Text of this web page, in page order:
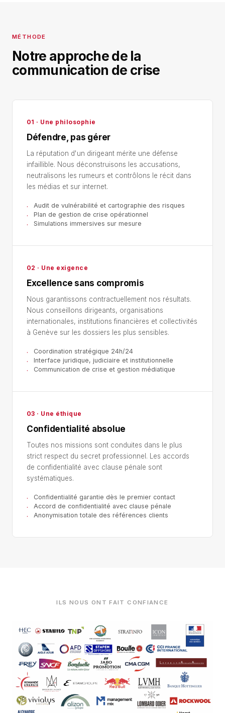
MÉTHODE
Notre approche de la
communication de crise
01 · Une philosophie
Défendre, pas gérer
La réputation d'un dirigeant mérite une défense
infaillible. Nous déconstruisons les accusations,
neutralisons les rumeurs et contrôlons le récit dans
les médias et sur internet.
Audit de vulnérabilité et cartographie des risques
Plan de gestion de crise opérationnel
Simulations immersives sur mesure
02 · Une exigence
Excellence sans compromis
Nous garantissons contractuellement nos résultats.
Nous conseillons dirigeants, organisations
internationales, institutions financières et collectivités
à Genève sur les dossiers les plus sensibles.
Coordination stratégique 24h/24
Interface juridique, judiciaire et institutionnelle
Communication de crise et gestion médiatique
03 · Une éthique
Confidentialité absolue
Toutes nos missions sont conduites dans le plus
strict respect du secret professionnel. Les accords
de confidentialité avec clause pénale sont
systématiques.
Confidentialité garantie dès le premier contact
Accord de confidentialité avec clause pénale
Anonymisation totale des références clients
ILS NOUS ONT FAIT CONFIANCE